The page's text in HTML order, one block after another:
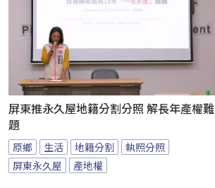
屏東推永久屋地籍分割分照 解長年產權難
題
原鄉 生活 地籍分割
執照分照
屏東永久屋
產地權